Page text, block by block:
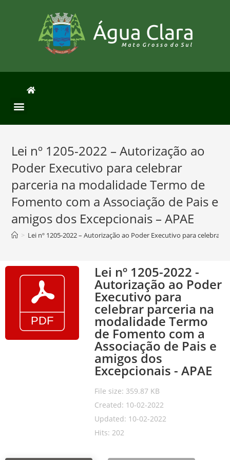
Lei nº 1205-2022 – Autorização ao
Poder Executivo para celebrar
parceria na modalidade Termo de
Fomento com a Associação de Pais e
amigos dos Excepcionais – APAE
> Lei nº 1205-2022 – Autorização ao Poder Executivo para celebrar
Lei nº 1205-2022 -
Autorização ao Poder
Executivo para
celebrar parceria na
modalidade Termo
de Fomento com a
Associação de Pais e
amigos dos
Excepcionais - APAE
File size: 359.87 KB
Created: 10-02-2022
Updated: 10-02-2022
Hits: 202